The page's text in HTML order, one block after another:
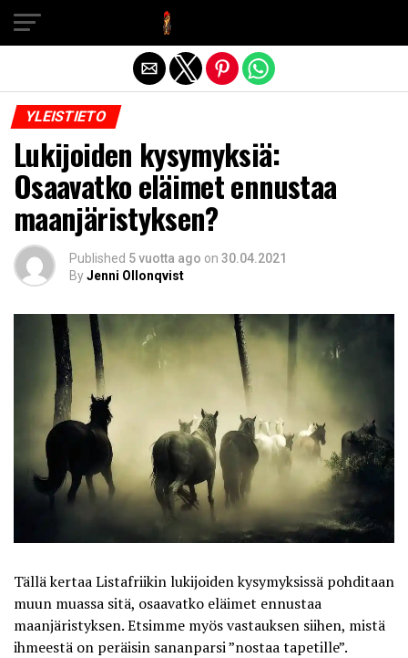
YLEISTIETO
Lukijoiden kysymyksiä:
Osaavatko eläimet ennustaa
maanjäristyksen?
Published 5 vuotta ago on 30.04.2021
ByJenni Ollonqvist
Tällä kertaaListafriikinlukijoiden kysymyksissä pohditaan
muun muassa sitä, osaavatko eläimet ennustaa
maanjäristyksen. Etsimme myös vastauksen siihen, mistä
ihmeestä on peräisin sananparsi ”nostaa tapetille”.
Exit mobile version